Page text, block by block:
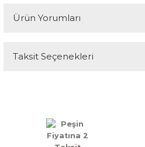
Ürün Yorumları
Bu ürüne ilk
Taksit Seçenekleri